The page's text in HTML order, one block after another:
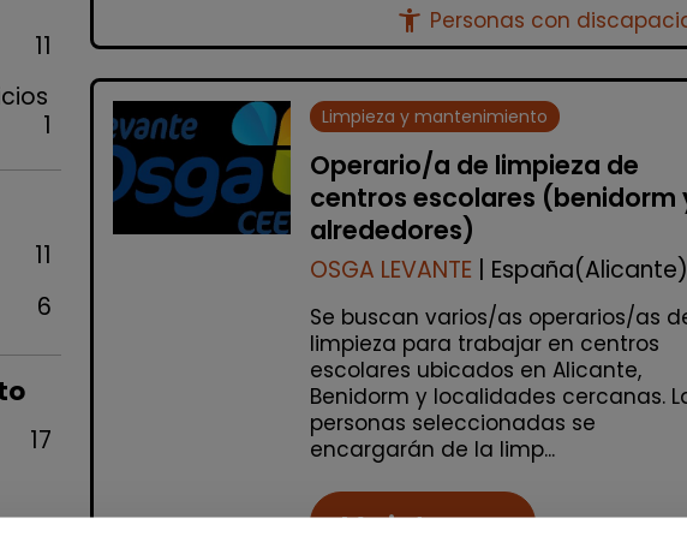
11
1
11
6
17
accessibility_new Personas con
Limpieza y mantenimiento
Operario/a de limpieza de
centros escolares (benidorm
alrededores)
OSGA LEVANTE | España(Alicante)
Se buscan varios/as operarios/as
limpieza para trabajar en centros
escolares ubicados en Alicante,
Benidorm y localidades cercanas.
personas seleccionadas se
encargarán de la limp...
Me interesa